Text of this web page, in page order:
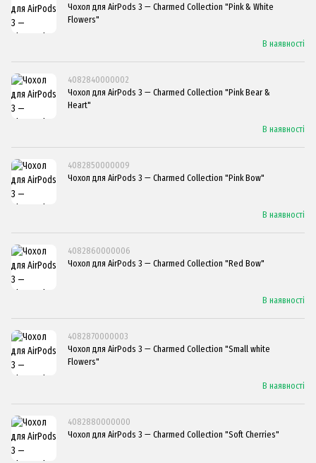
Чохол для AirPods 3 — Charmed Collection "Pink & White
Flowers"
В наявності
4082840000002
Чохол для AirPods 3 — Charmed Collection "Pink Bear &
Heart"
В наявності
4082850000009
Чохол для AirPods 3 — Charmed Collection "Pink Bow"
В наявності
4082860000006
Чохол для AirPods 3 — Charmed Collection "Red Bow"
В наявності
4082870000003
Чохол для AirPods 3 — Charmed Collection "Small white
Flowers"
В наявності
4082880000000
Чохол для AirPods 3 — Charmed Collection "Soft Cherries"